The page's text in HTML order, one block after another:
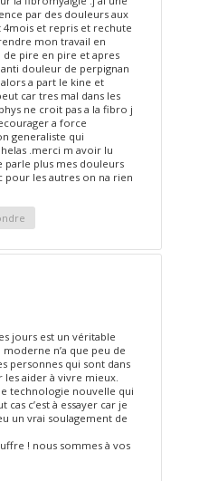
par des douleurs aux
4mois et repris et rechute
mon travail en
pire en pire et apres
douleur de perpignan
a part le kine et
car tres mal dans les
ne croit pas a la fibro j
a force
generaliste qui
.merci m avoir lu
plus mes douleurs
les autres on na rien
jours est un véritable
n’a que peu de
personnes qui sont dans
les aider à vivre mieux.
technologie nouvelle qui
c’est à essayer car je
un vrai soulagement de
! nous sommes à vos